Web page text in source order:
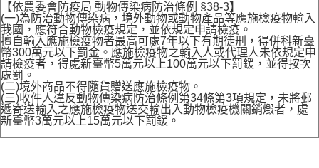
【依農委會防疫局 動物傳染病防治條例 §38-3】
(一)為防治動物傳染病，境外動物或動物產品等應施檢疫物輸入
我國，應符合動物檢疫規定，並依規定申請檢疫。
擅自輸入應施檢疫物者最高可處7年以下有期徒刑，得併科新臺
幣300萬元以下罰金。應施檢疫物之輸入人或代理人未依規定申
請檢疫者，得處新臺幣5萬元以上100萬元以下罰鍰，並得按次
處罰。
(二)境外商品不得隨貨贈送應施檢疫物。
(三)收件人違反動物傳染病防治條例第34條第3項規定，未將郵
遞寄送輸入之應施檢疫物送交輸出入動物檢疫機關銷燬者，處
新臺幣3萬元以上15萬元以下罰鍰。